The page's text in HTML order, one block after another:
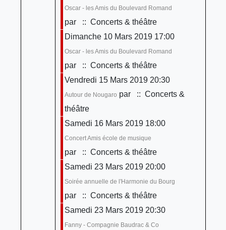
Oscar - les Amis du Boulevard Romand
par
:: Concerts & théâtre
Dimanche 10 Mars 2019 17:00
Oscar - les Amis du Boulevard Romand
par
:: Concerts & théâtre
Vendredi 15 Mars 2019 20:30
Autour de Nougaro par
:: Concerts &
théâtre
Samedi 16 Mars 2019 18:00
Concert Amis école de musique
par
:: Concerts & théâtre
Samedi 23 Mars 2019 20:00
Soirée annuelle de l'Harmonie du Bourg
par
:: Concerts & théâtre
Samedi 23 Mars 2019 20:30
Fanny - Compagnie Baudrac & Co